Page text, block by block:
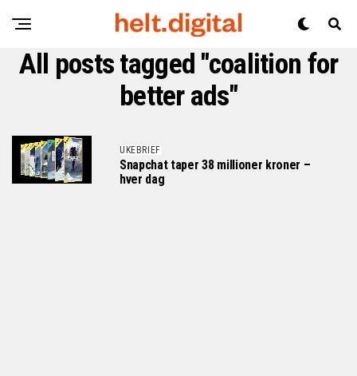
All posts tagged "coalition for
better ads"
UKEBRIEF
Snapchat taper 38 millioner kroner –
hver dag